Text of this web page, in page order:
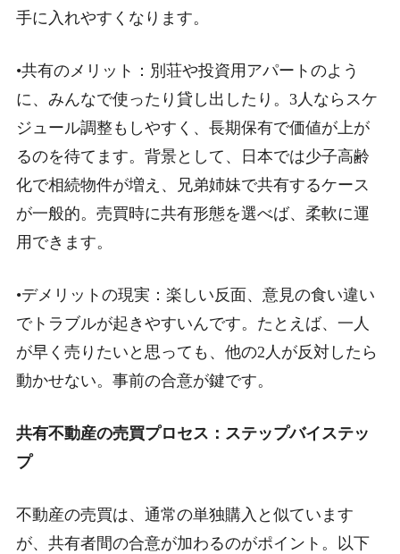
手に入れやすくなります。
•共有のメリット：別荘や投資用アパートのよう
に、みんなで使ったり貸し出したり。3人ならスケ
ジュール調整もしやすく、長期保有で価値が上が
るのを待てます。背景として、日本では少子高齢
化で相続物件が増え、兄弟姉妹で共有するケース
が一般的。売買時に共有形態を選べば、柔軟に運
用できます。
•デメリットの現実：楽しい反面、意見の食い違い
でトラブルが起きやすいんです。たとえば、一人
が早く売りたいと思っても、他の2人が反対したら
動かせない。事前の合意が鍵です。
共有不動産の売買プロセス：ステップバイステッ
プ
不動産の売買は、通常の単独購入と似ています
が、共有者間の合意が加わるのがポイント。以下